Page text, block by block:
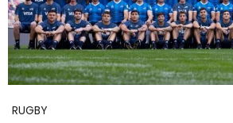
RUGBY